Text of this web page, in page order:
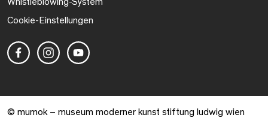
Cookie-Einstellungen
© mumok – museum moderner kunst stiftung ludwig wien